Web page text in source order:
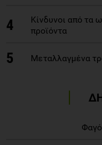
4
Kίνδυνοι από τα
προϊόντα
5 Μεταλλαγμένα